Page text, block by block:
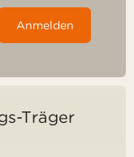
Anmelden
Träger